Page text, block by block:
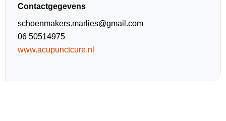
Contactgegevens
schoenmakers.marlies@gmail.com
06 50514975
www.acupunctcure.nl